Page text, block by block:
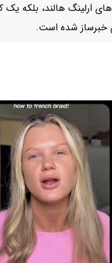
ارلینگ هالند، بلکه یک
شده است.